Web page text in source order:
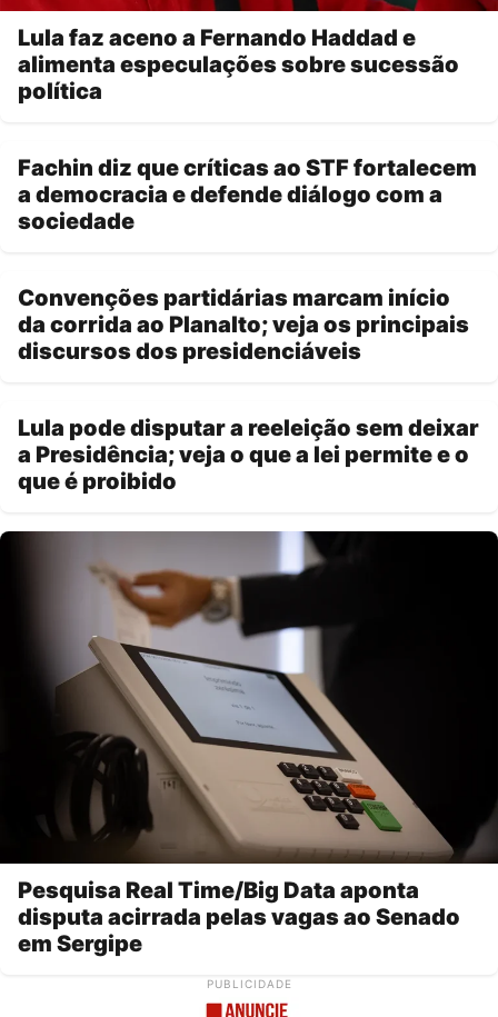
Lula faz aceno a Fernando Haddad e
alimenta especulações sobre sucessão
política
Fachin diz que críticas ao STF fortalecem
a democracia e defende diálogo com a
sociedade
Convenções partidárias marcam início
da corrida ao Planalto; veja os principais
discursos dos presidenciáveis
Lula pode disputar a reeleição sem deixar
a Presidência; veja o que a lei permite e o
que é proibido
Pesquisa Real Time/Big Data aponta
disputa acirrada pelas vagas ao Senado
em Sergipe
PUBLICIDADE